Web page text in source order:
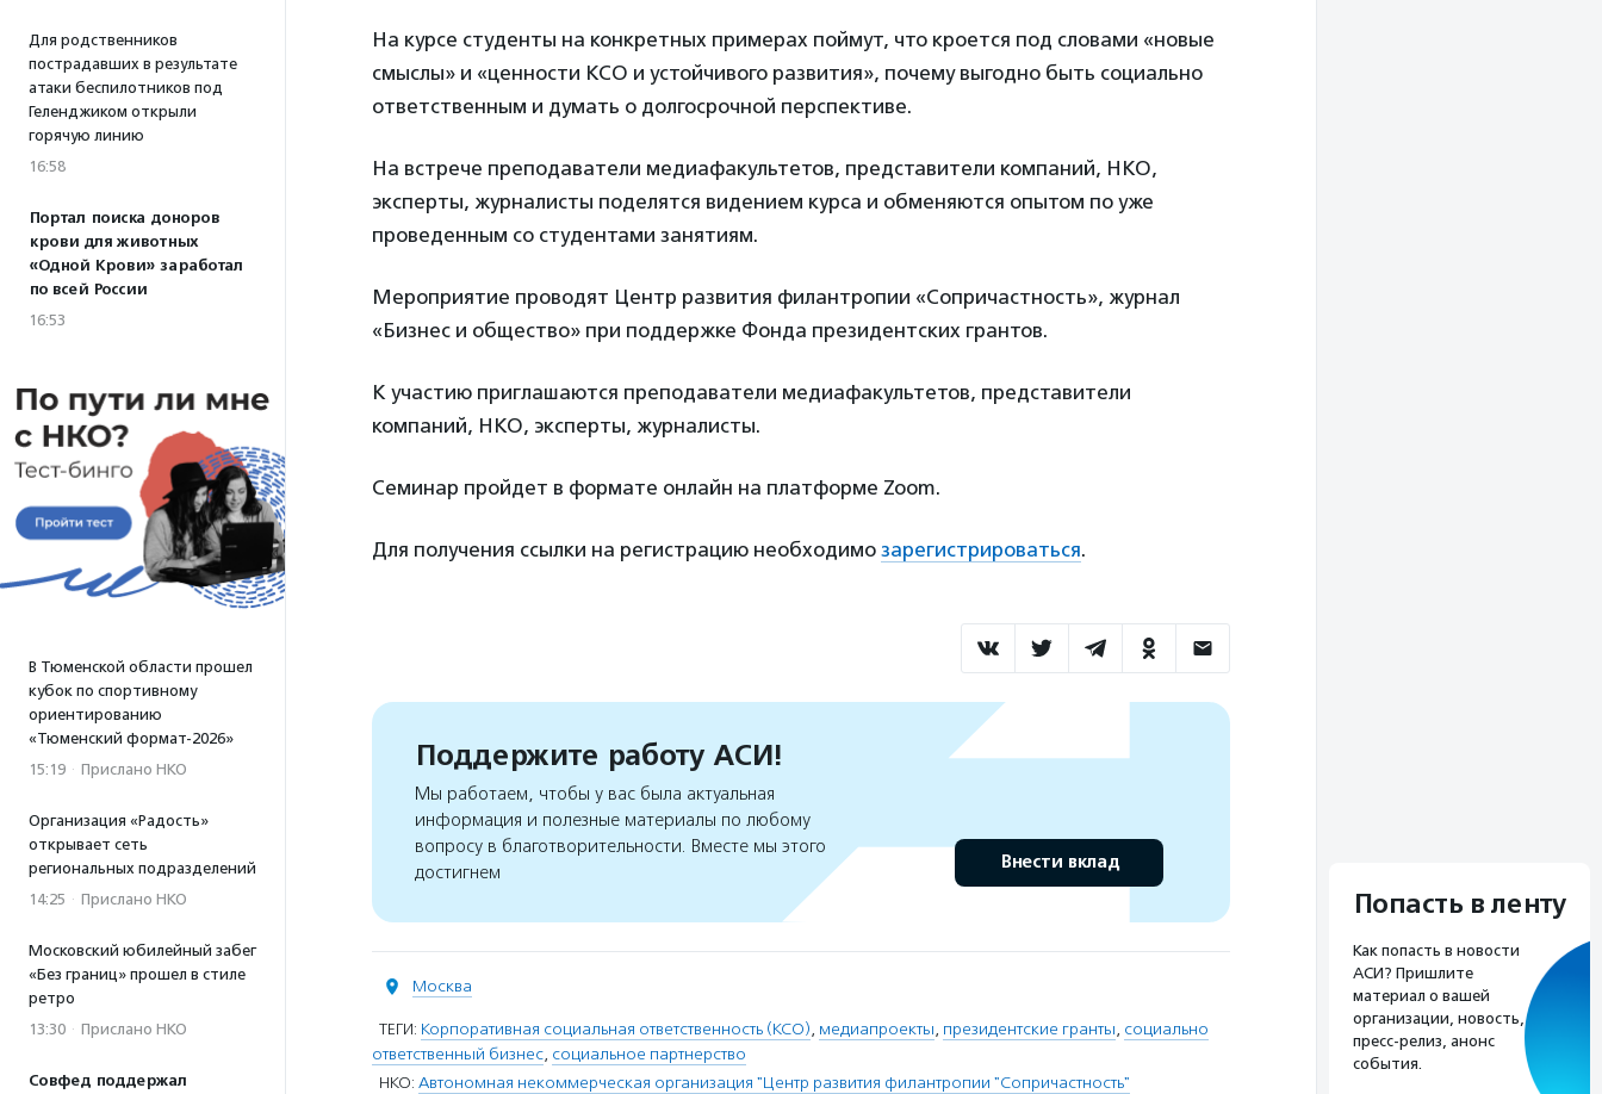
Для родственников
пострадавших в результате
атаки беспилотников под
Геленджиком открыли
горячую линию
16:58
Портал поиска доноров
крови для животных
«Одной Крови» заработал
по всей России
16:53
В Тюменской области прошел
кубок по спортивному
ориентированию
«Тюменский формат-2026»
15:19 · Прислано НКО
Организация «Радость»
открывает сеть
региональных подразделений
14:25 · Прислано НКО
Московский юбилейный забег
«Без границ» прошел в стиле
ретро
13:30 · Прислано НКО
Совфед поддержал
На курсе студенты на конкретных примерах поймут, что кроется под словами «новые
смыслы» и «ценности КСО и устойчивого развития», почему выгодно быть социально
ответственным и думать о долгосрочной перспективе.
На встрече преподаватели медиафакультетов, представители компаний, НКО,
эксперты, журналисты поделятся видением курса и обменяются опытом по уже
проведенным со студентами занятиям.
Мероприятие проводят Центр развития филантропии «Сопричастность», журнал
«Бизнес и общество» при поддержке Фонда президентских грантов.
К участию приглашаются преподаватели медиафакультетов, представители
компаний, НКО, эксперты, журналисты.
Семинар пройдет в формате онлайн на платформе Zoom.
Для получения ссылки на регистрацию необходимо зарегистрироваться.
Поддержите работу АСИ!
Мы работаем, чтобы у вас была актуальная
информация и полезные материалы по любому
вопросу в благотворительности. Вместе мы этого
достигнем
Внести вклад
Москва
ТЕГИ: Корпоративная социальная ответственность (КСО), медиапроекты, президентские гранты, социально
ответственный бизнес, социальное партнерство
НКО: Автономная некоммерческая организация "Центр развития филантропии "Сопричастность"
Попасть в ленту
Как попасть в новости
АСИ? Пришлите
материал о вашей
организации, новость,
пресс-релиз, анонс
события.